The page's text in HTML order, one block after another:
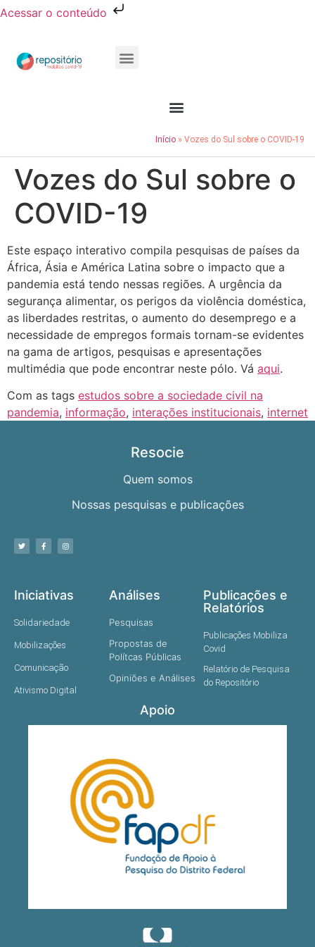
Acessar o conteúdo
Início » Vozes do Sul sobre o COVID-19
Vozes do Sul sobre o
COVID-19
Este espaço interativo compila pesquisas de países da
África, Ásia e América Latina sobre o impacto que a
pandemia está tendo nessas regiões. A urgência da
segurança alimentar, os perigos da violência doméstica,
as liberdades restritas, o aumento do desemprego e a
necessidade de empregos formais tornam-se evidentes
na gama de artigos, pesquisas e apresentações
multimédia que pode encontrar neste pólo. Vá aqui.
Com as tags estudos sobre a sociedade civil na
pandemia, informação, interações institucionais, internet
Resocie
Quem somos
Nossas pesquisas e publicações
Iniciativas
Solidariedade
Mobilizações
Comunicação
Ativismo Digital
Análises
Pesquisas
Propostas de
Polítcas Públicas
Opiniões e Análises
Publicações e
Relatórios
Publicações Mobiliza
Covid
Relatório de Pesquisa
do Repositório
Apoio